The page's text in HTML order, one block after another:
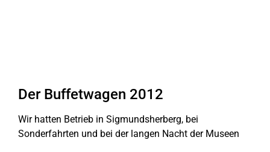
Der Buffetwagen 2012
Wir hatten Betrieb in Sigmundsherberg, bei
Sonderfahrten und bei der langen Nacht der Museen